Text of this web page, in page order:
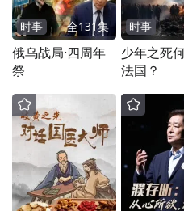
围地利用国际、国内
更宽领域地布局产业
更高层次地推进对接
化发展。
三要强化高效生态观
《规划》确定的黄河
态。有些同志认为“高
时事 全131集
俄乌战局·四周年
祭
时事
少年之死
法国？